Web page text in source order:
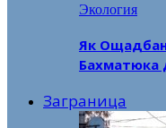
Экология
Як
Бахматюка
Заграница